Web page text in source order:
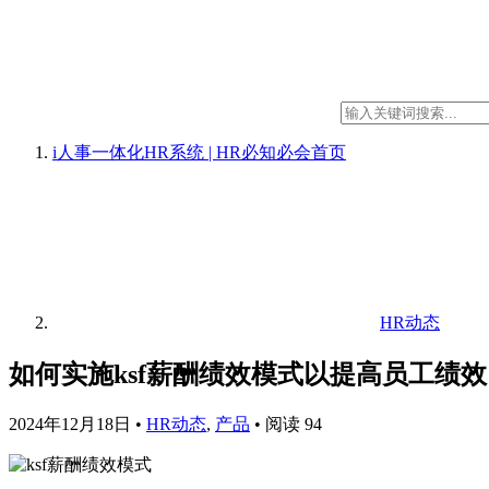
i人事一体化HR系统 | HR必知必会首页
HR动态
如何实施ksf薪酬绩效模式以提高员工绩
2024年12月18日 • HR动态, 产品 • 阅读 94